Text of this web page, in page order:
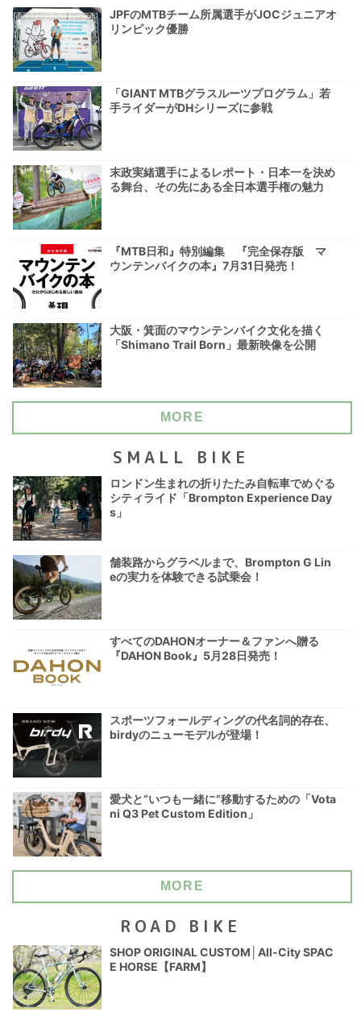
JPFのMTBチーム所属選手がJOCジュニアオ
リンピック優勝
「GIANT MTBグラスルーツプログラム」若
手ライダーがDHシリーズに参戦
末政実緒選手によるレポート・日本一を決め
る舞台、その先にある全日本選手権の魅力
『MTB日和』特別編集 『完全保存版 マ
ウンテンバイクの本』7月31日発売！
大阪・箕面のマウンテンバイク文化を描く
「Shimano Trail Born」最新映像を公開
MORE
SMALL BIKE
ロンドン生まれの折りたたみ自転車でめぐる
シティライド「Brompton Experience Day
s」
舗装路からグラベルまで、Brompton G Lin
eの実力を体験できる試乗会！
すべてのDAHONオーナー＆ファンへ贈る
『DAHON Book』5月28日発売！
スポーツフォールディングの代名詞的存在、
birdyのニューモデルが登場！
愛犬と“いつも一緒に”移動するための「Vota
ni Q3 Pet Custom Edition」
MORE
ROAD BIKE
SHOP ORIGINAL CUSTOM│All-City SPAC
E HORSE【FARM】